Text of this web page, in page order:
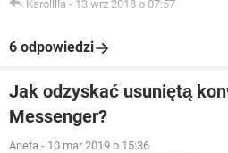
Karolllla - 13 wrz 2018 o 07:57
6 odpowiedzi
Jak odzyskać usuniętą
Messenger?
Aneta - 10 mar 2019 o 15:36